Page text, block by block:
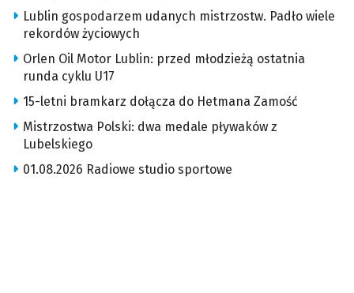
Lublin gospodarzem udanych mistrzostw. Padło wiele
rekordów życiowych
Orlen Oil Motor Lublin: przed młodzieżą ostatnia
runda cyklu U17
15-letni bramkarz dołącza do Hetmana Zamość
Mistrzostwa Polski: dwa medale pływaków z
Lubelskiego
01.08.2026 Radiowe studio sportowe